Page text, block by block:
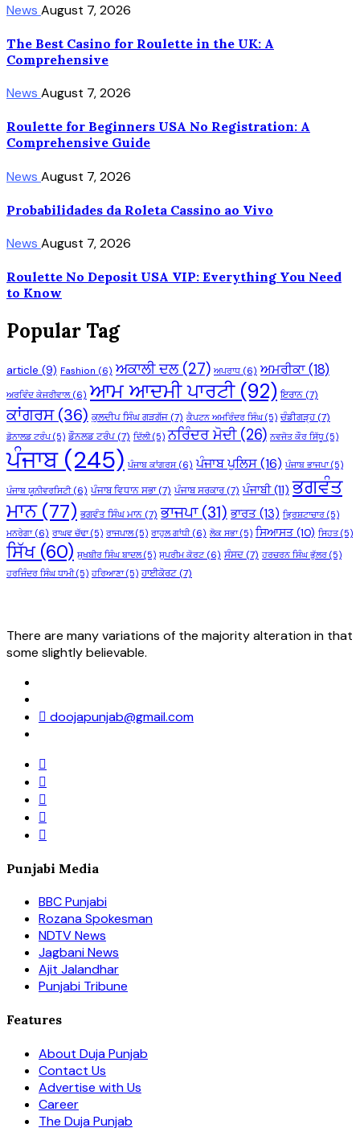
News August 7, 2026
The Best Casino for Roulette in the UK: A
Comprehensive
News August 7, 2026
Roulette for Beginners USA No Registration: A
Comprehensive Guide
News August 7, 2026
Probabilidades da Roleta Cassino ao Vivo
News August 7, 2026
Roulette No Deposit USA VIP: Everything You Need
to Know
Popular Tag
article (9) Fashion (6) ਅਕਾਲੀ ਦਲ(27) ਅਪਰਾਧ (6) ਅਮਰੀਕਾ(18)
ਅਰਵਿੰਦ ਕੇਜਰੀਵਾਲ(6) ਆਮ ਆਦਮੀ ਪਾਰਟੀ(92) ਇਰਾਨ (7)
ਕਾਂਗਰਸ(36) ਕੁਲਦੀਪ ਸਿੰਘ ਗੜਗੱਜ (7) ਕੈਪਟਨ ਅਮਰਿੰਦਰ ਸਿੰਘ(5) ਚੰਡੀਗੜ੍ਹ(7)
ਡੋਨਾਲਡ ਟਰੰਪ(5) ਡੌਨਲਡ ਟਰੰਪ (7) ਦਿੱਲੀ(5) ਨਰਿੰਦਰ ਮੋਦੀ(26) ਨਵਜੋਤ ਕੌਰ ਸਿੱਧੂ (5)
ਪੰਜਾਬ(245) ਪੰਜਾਬ ਕਾਂਗਰਸ(6) ਪੰਜਾਬ ਪੁਲਿਸ(16) ਪੰਜਾਬ ਭਾਜਪਾ(5)
ਪੰਜਾਬ ਯੂਨੀਵਰਸਿਟੀ(6) ਪੰਜਾਬ ਵਿਧਾਨ ਸਭਾ(7) ਪੰਜਾਬ ਸਰਕਾਰ(7) ਪੰਜਾਬੀ(11) ਭਗਵੰਤ
ਮਾਨ(77) ਭਗਵੰਤ ਸਿੰਘ ਮਾਨ (7) ਭਾਜਪਾ(31) ਭਾਰਤ (13) ਭ੍ਰਿਸ਼ਟਾਚਾਰ (5)
ਮਨਰੇਗਾ(6) ਰਾਘਵ ਚੱਢਾ(5) ਰਾਜਪਾਲ(5) ਰਾਹੁਲ ਗਾਂਧੀ(6) ਲੋਕ ਸਭਾ(5) ਸਿਆਸਤ(10) ਸਿਹਤ(5)
ਸਿੱਖ(60) ਸੁਖਬੀਰ ਸਿੰਘ ਬਾਦਲ(5) ਸੁਪਰੀਮ ਕੋਰਟ(6) ਸੰਸਦ (7) ਹਰਚਰਨ ਸਿੰਘ ਭੁੱਲਰ (5)
ਹਰਜਿੰਦਰ ਸਿੰਘ ਧਾਮੀ(5) ਹਰਿਆਣਾ(5) ਹਾਈਕੋਰਟ (7)
There are many variations of the majority alteration in that
some slightly believable.
doojapunjab@gmail.com
Punjabi Media
BBC Punjabi
Rozana Spokesman
NDTV News
Jagbani News
Ajit Jalandhar
Punjabi Tribune
Features
About Duja Punjab
Contact Us
Advertise with Us
Career
The Duja Punjab